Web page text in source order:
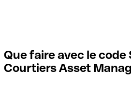
Que faire avec le code
Courtiers Asset